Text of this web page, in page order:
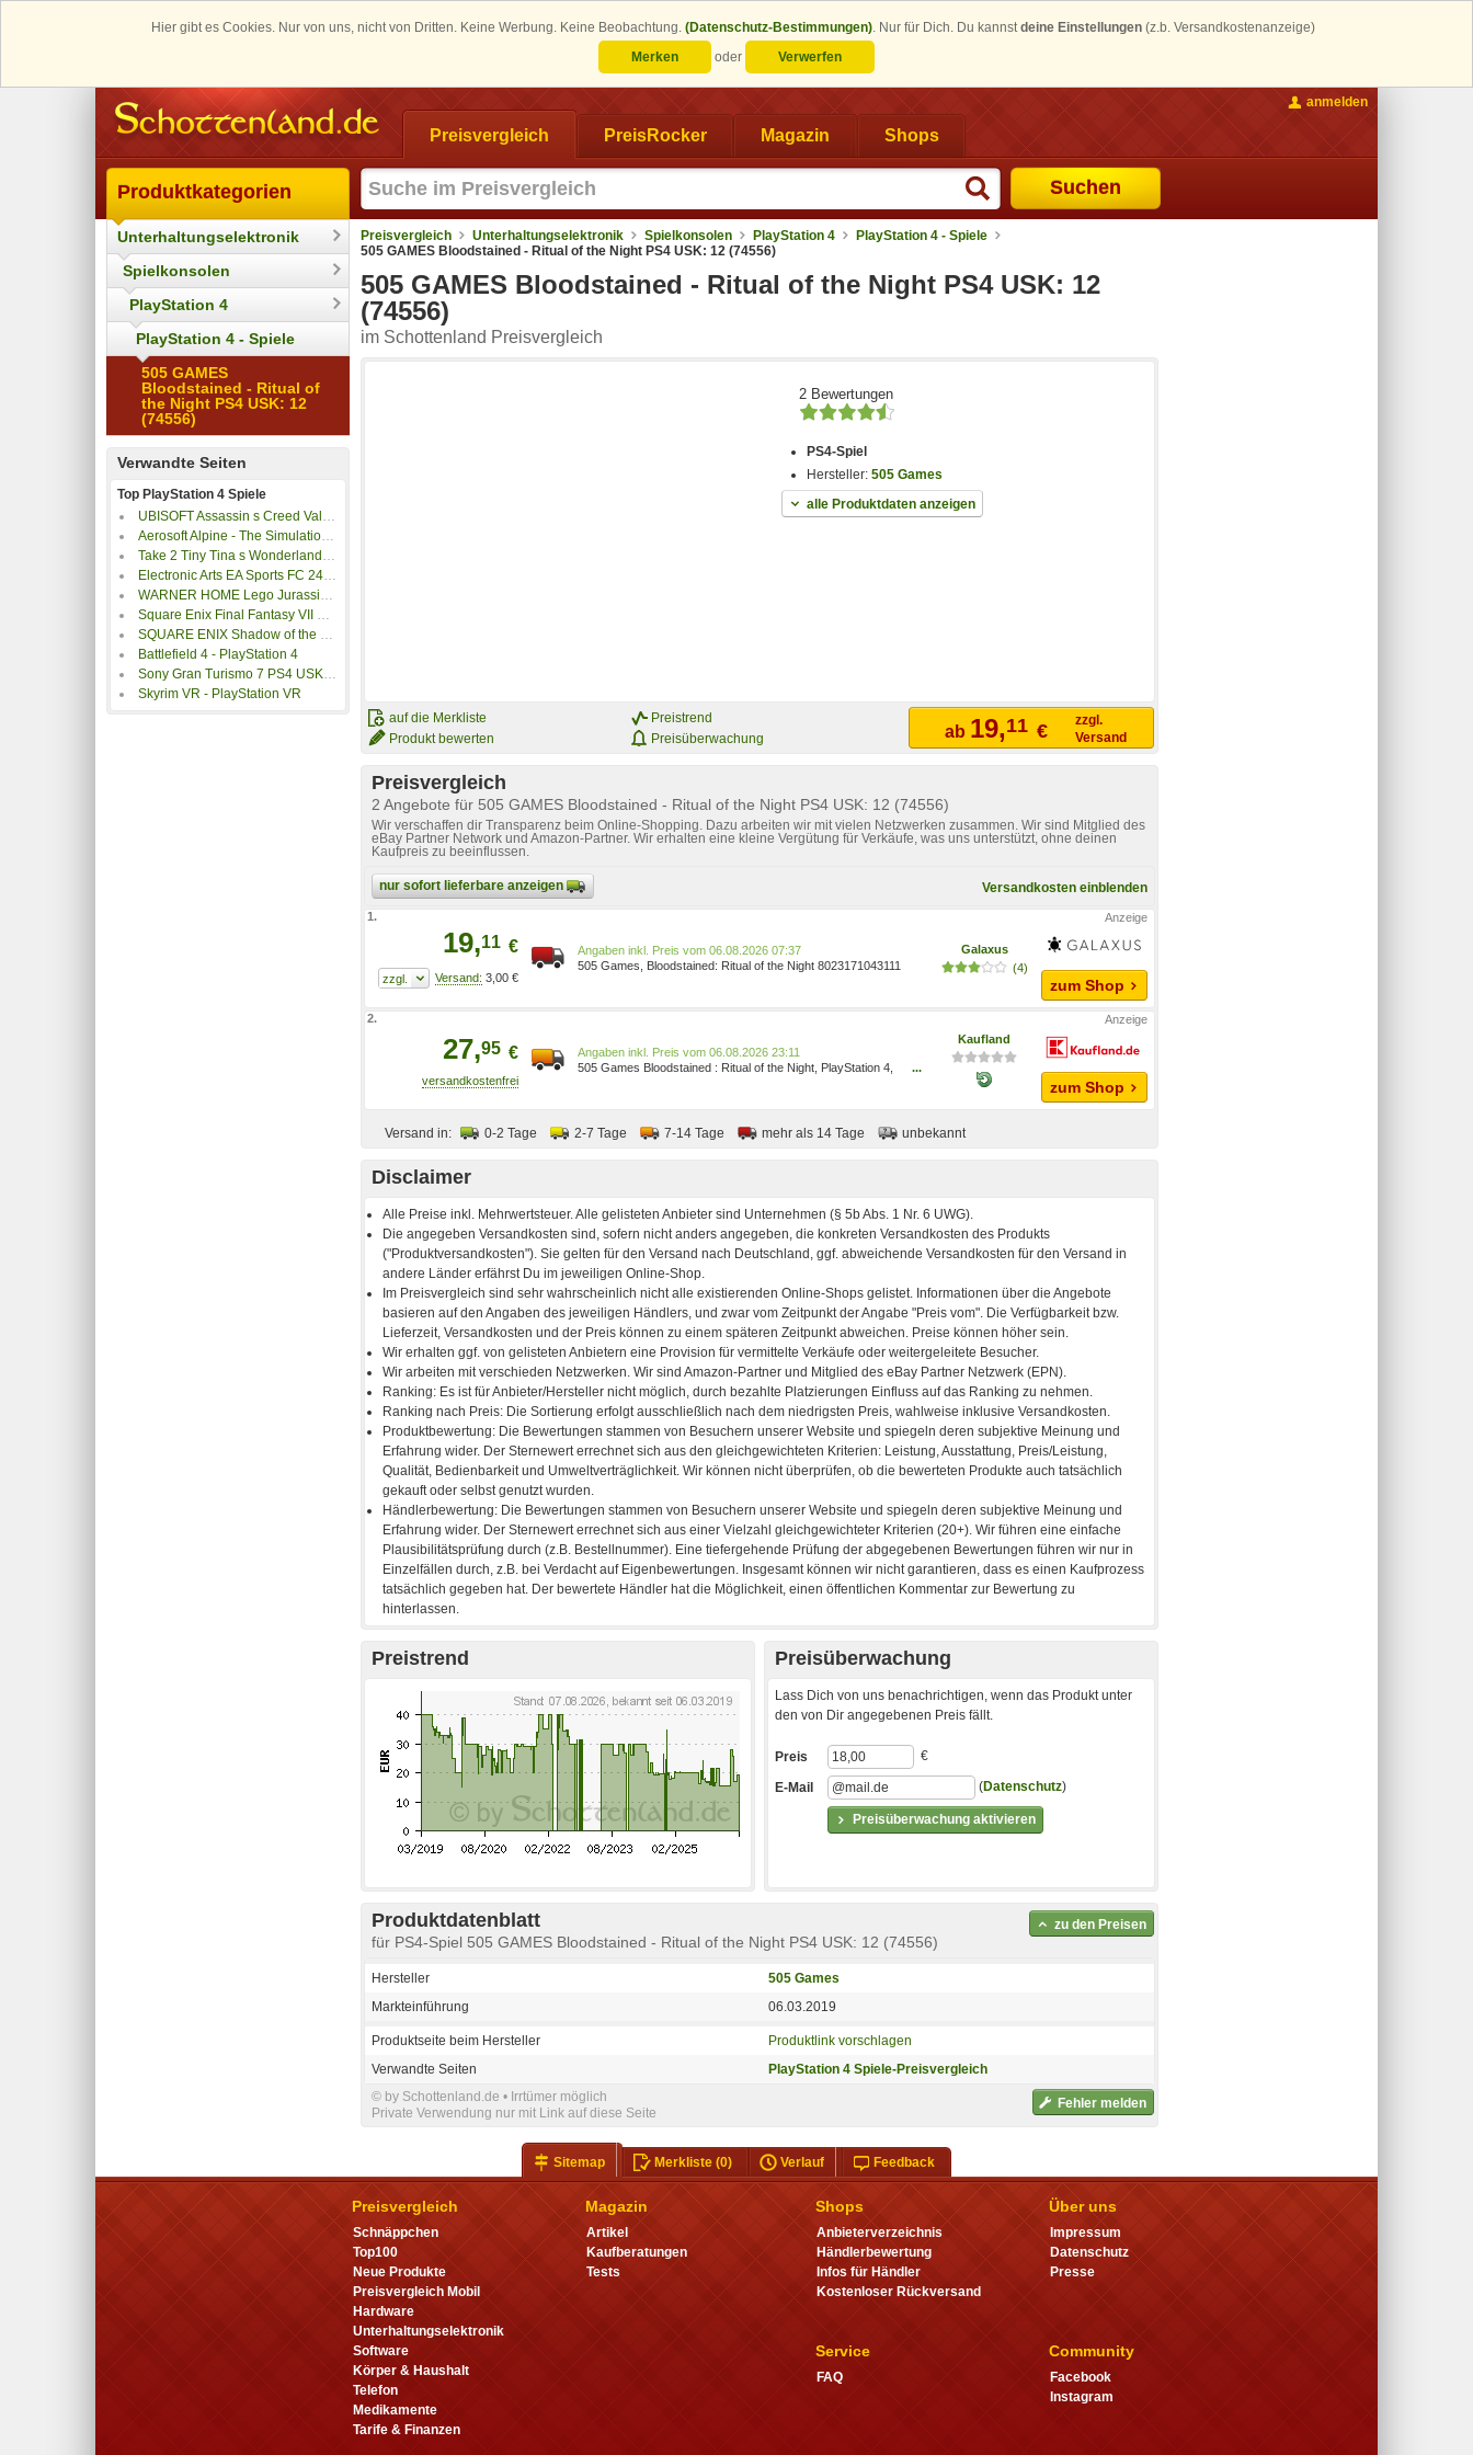
Hier gibt es Cookies. Nur von uns, nicht von Dritten. Keine Werbung. Keine Beobachtung. (Datenschutz-Bestimmungen). Nur für Dich. Du kannstdeine Einstellungen (z.b. Versandkostenanzeige)
Merken
oder Verwerfen
Preisvergleich PreisRocker Magazin Shops
Suchen
anmelden
Produktkategorien
Unterhaltungselektronik
Spielkonsolen
PlayStation 4
PlayStation 4 - Spiele
505 GAMES
Bloodstained - Ritual of
the Night PS4 USK: 12
(74556)
Verwandte Seiten
Top PlayStation 4 Spiele
UBISOFT Assassin s Creed Valhalla PlayStation 4, Gratis Upgrade auf PS5
Aerosoft Alpine - The Simulation Game PS4 USK: 0
Take 2 Tiny Tina s Wonderlands (Playstation 4)
Electronic Arts EA Sports FC 24 (PS4)
WARNER HOME Lego Jurassic World PS4 USK: 6
Square Enix Final Fantasy VII Remake Intergrade PS4 USK: Einstufung ausstehend
SQUARE ENIX Shadow of the Tomb Raider Definitive Edition PS4 USK: 16
Battlefield 4 - PlayStation 4
Sony Gran Turismo 7 PS4 USK: Einstufung ausstehend
Skyrim VR - PlayStation VR
Preisvergleich Unterhaltungselektronik Spielkonsolen PlayStation 4
PlayStation 4 - Spiele
505 GAMES Bloodstained - Ritual of the Night PS4 USK: 12 (74556)
505 GAMES Bloodstained - Ritual of the Night PS4 USK: 12
(74556)
im Schottenland Preisvergleich
2 Bewertungen
PS4-Spiel
Hersteller:505 Games
alle Produktdaten anzeigen
auf die Merkliste
Produkt bewerten
Preistrend
Preisüberwachung
ab 19,11 €
zzgl.
Versand
Preisvergleich
2 Angebote für 505 GAMES Bloodstained - Ritual of the Night PS4 USK: 12 (74556)
Wir verschaffen dir Transparenz beim Online-Shopping. Dazu arbeiten wir mit vielen Netzwerken zusammen. Wir sind Mitglied des
eBay Partner Network und Amazon-Partner. Wir erhalten eine kleine Vergütung für Verkäufe, was uns unterstützt, ohne deinen
Kaufpreis zu beeinflussen.
nur sofort lieferbare anzeigen Versandkosten einblenden
1.
19,11 €
3,00 €
Preis vom 06.08.2026 07:37
505 Games, Bloodstained: Ritual of the Night 8023171043111
Galaxus
(4)
zum Shop
2.
27,95 €
Preis vom 06.08.2026 23:11
505 Games Bloodstained : Ritual of the Night, PlayStation 4,
...
Kaufland
zum Shop
Versand in: 0-2 Tage 2-7 Tage 7-14 Tage mehr als 14 Tage unbekannt
Disclaimer
Preistrend Preisüberwachung
Lass Dich von uns benachrichtigen, wenn das Produkt unter
den von Dir angegebenen Preis fällt.
Preisüberwachung aktivieren
Preis €
E-Mail (Datenschutz)
Produktdatenblatt
für PS4-Spiel 505 GAMES Bloodstained - Ritual of the Night PS4 USK: 12 (74556)
zu den Preisen
Hersteller
505 Games
Markteinführung
06.03.2019
Produktseite beim Hersteller
Produktlink vorschlagen
Verwandte Seiten
PlayStation 4 Spiele-Preisvergleich
Fehler melden
© by Schottenland.de • Irrtümer möglich
Private Verwendung nur mit Link auf diese Seite
Sitemap Merkliste(0) Verlauf Feedback
Preisvergleich
Schnäppchen
Top100
Neue Produkte
Preisvergleich Mobil
Hardware
Unterhaltungselektronik
Software
Körper & Haushalt
Telefon
Medikamente
Tarife & Finanzen
Magazin
Artikel
Kaufberatungen
Tests
Shops
Anbieterverzeichnis
Händlerbewertung
Infos für Händler
Kostenloser Rückversand
Service
FAQ
Über uns
Impressum
Datenschutz
Presse
Community
Facebook
Instagram